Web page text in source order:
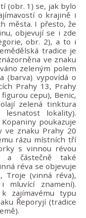
(obr. 1) se, jak bylo
o krajině i
města. I přesto, že
objevují se i zde
obr. 2), a to i
tradice je
ve znaku
zeleným polem
(barva) vypovídá o
Prahy 13, Prahy
cepu), Benic,
zelená tinktura
lokality).
poukazuje
ve znaku Prahy 20
rázu místních tří
s vinnou révou
a částečně také
réva se objevuje
Troje (vinná réva),
mluvící znamení).
zajímavému typu
Řeporyjí (tradice